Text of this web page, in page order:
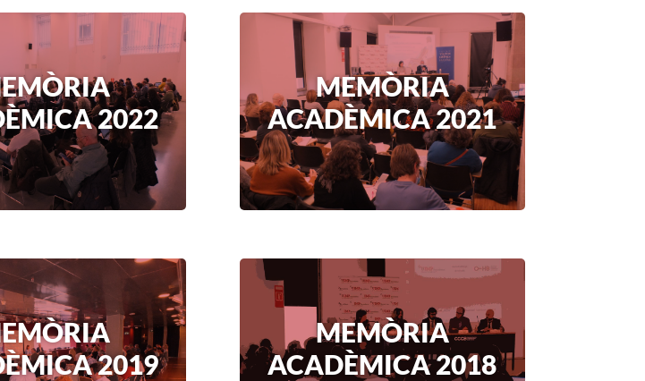
2022
MEMÒRIA
ACADÈMICA 2021
2019
MEMÒRIA
ACADÈMICA 2018